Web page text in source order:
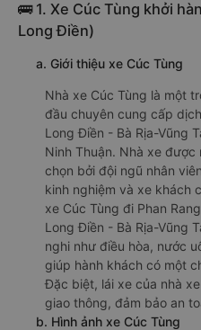
🚌 1. Xe Cúc Tùng khởi
Long Điền)
a. Giới thiệu xe Cúc Tùng
Nhà xe Cúc Tùng là một
đầu chuyên cung cấp
Long Điền - Bà Rịa-Vũng
Ninh Thuận. Nhà xe
chọn bởi đội ngũ nhân
kinh nghiệm và xe khách
xe Cúc Tùng đi Phan
Long Điền - Bà Rịa-Vũng
nghi như điều hòa, nước
giúp hành khách có một
Đặc biệt, lái xe của nhà
giao thông, đảm bảo an
b. Hình ảnh xe Cúc Tùng